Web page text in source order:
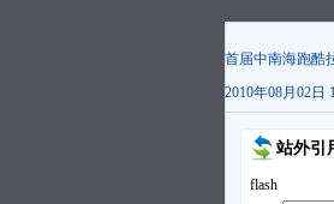
首届中南海跑酷
2010年08月02日
站外引
flash